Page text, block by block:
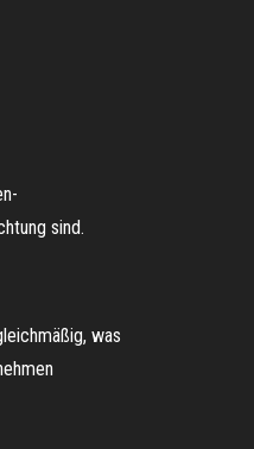
sind.
was